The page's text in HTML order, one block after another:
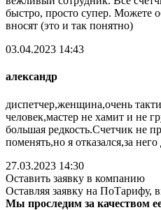
быстро, просто супер. Можете
вносят (это и так понятно)
03.04.2023 14:43
александр
диспетчер,женщина,очень
человек,мастер не хамит и не
большая редкость.Счетчик не
поменять,но я отказался,за
27.03.2023 14:30
Оставить заявку в компанию
Оставляя заявку на ПоТарифу,
Мы проследим за качеством